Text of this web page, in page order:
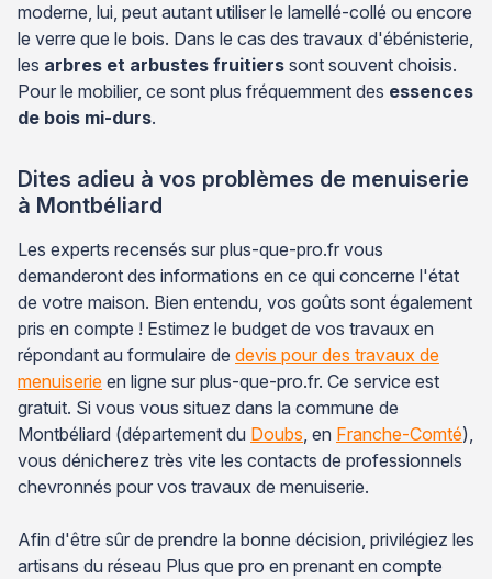
moderne, lui, peut autant utiliser le lamellé-collé ou encore
le verre que le bois. Dans le cas des travaux d'ébénisterie,
les arbres et arbustes fruitiers sont souvent choisis.
Pour le mobilier, ce sont plus fréquemment des essences
de bois mi-durs.
Dites adieu à vos problèmes de menuiserie
à Montbéliard
Les experts recensés sur plus-que-pro.fr vous
demanderont des informations en ce qui concerne l'état
de votre maison. Bien entendu, vos goûts sont également
pris en compte ! Estimez le budget de vos travaux en
répondant au formulaire de devis pour des travaux de
menuiserie en ligne sur plus-que-pro.fr. Ce service est
gratuit. Si vous vous situez dans la commune de
Montbéliard (département du Doubs, en Franche-Comté),
vous dénicherez très vite les contacts de professionnels
chevronnés pour vos travaux de menuiserie.
Afin d'être sûr de prendre la bonne décision, privilégiez les
artisans du réseau Plus que pro en prenant en compte